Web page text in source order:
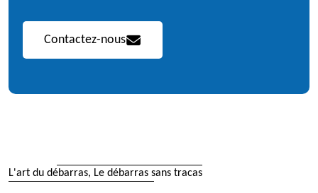
Contactez-nous
L'art du débarras, Le débarras sans tracas